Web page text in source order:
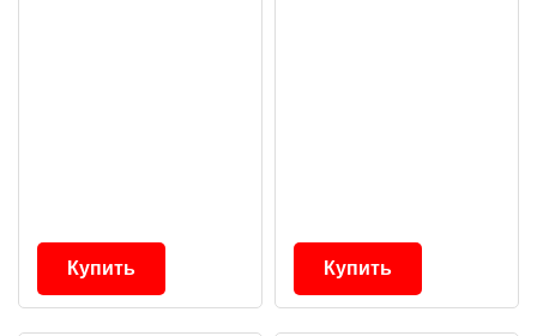
Купить Купить